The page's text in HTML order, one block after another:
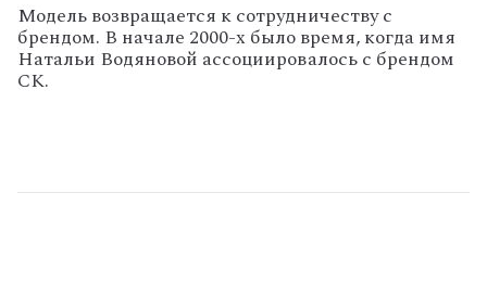
Модель возвращается к сотрудничеству с
брендом. В начале 2000-х было время, когда имя
Натальи Водяновой ассоциировалось с брендом
CK.